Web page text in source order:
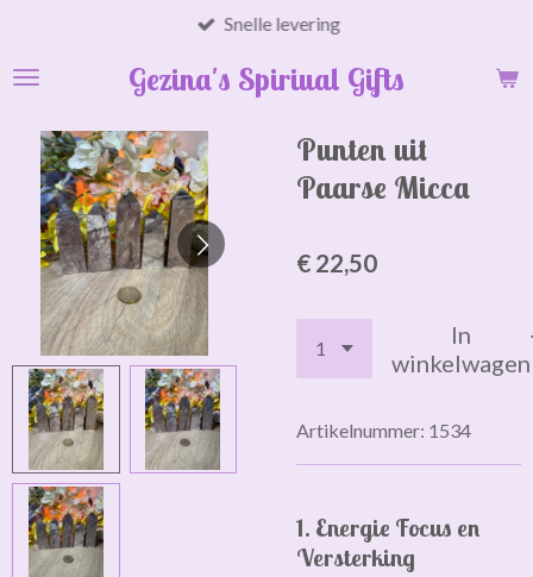
naar
hoofdinhoud
Gezina's Spiriual Gifts
Snelle levering
Punten uit
Paarse Micca
€ 22,50
In
winkelwagen
Artikelnummer: 1534
1. Energie Focus en
Versterking